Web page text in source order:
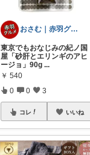
おさむ｜赤羽グルメ&穴場スポット
東京でもおなじみの紀ノ国
屋「砂肝とエリンギのアヒ
ージョ」90g ...
￥ 540
0 0 3
コレ いいね